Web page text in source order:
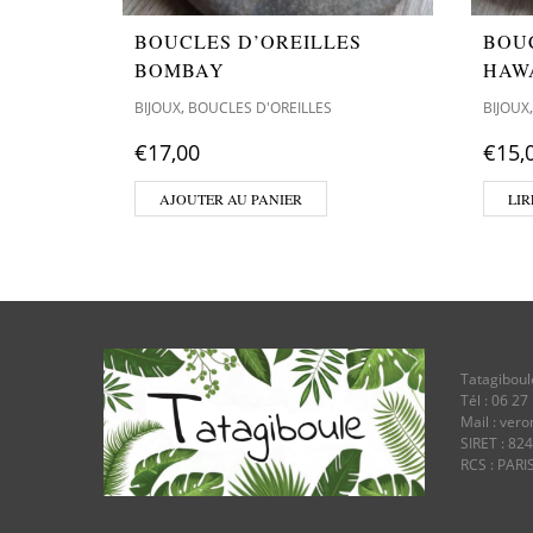
BOUCLES D’OREILLES
BOMBAY
BIJOUX, BOUCLES D'OREILLES
€17,00
AJOUTER AU PANIER
BIJOUX
€
Tél : 06
Mail :
SIRET :
RCS :